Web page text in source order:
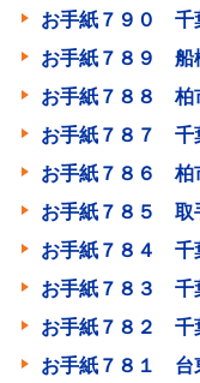
お手紙７９０ 千
お手紙７８９ 船
お手紙７８８ 柏
お手紙７８７ 千
お手紙７８６ 柏
お手紙７８５ 取
お手紙７８４ 千
お手紙７８３ 千
お手紙７８２ 千
お手紙７８１ 台